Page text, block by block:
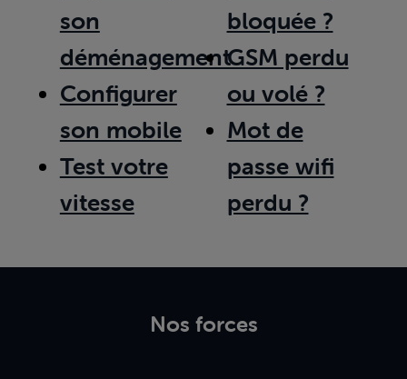
son
déménagement
Configurer
son mobile
Test votre
vitesse
bloquée ?
GSM perdu
ou volé ?
Mot de
passe wifi
perdu ?
Nos forces